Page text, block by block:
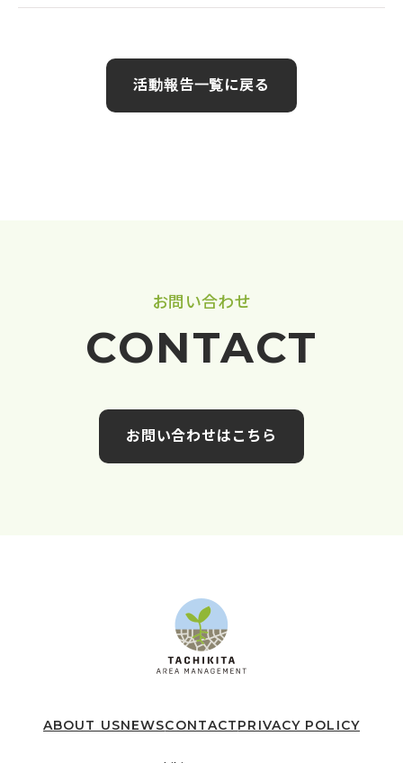
活動報告一覧に戻る
お問い合わせ
お問い合わせはこちら
ABOUT USNEWSCONTACTPRIVACY POLICY